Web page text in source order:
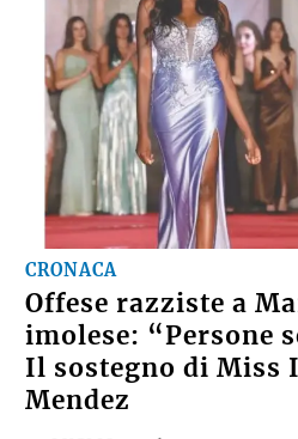
CRONACA
Offese razziste a
imolese: “Persone
Il sostegno di Miss
Mendez